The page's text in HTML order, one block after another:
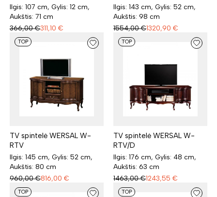
Ilgis: 107 cm, Gylis: 12 cm,
Aukštis: 71 cm
366,00 €311,10 €
Ilgis: 143 cm, Gylis: 52 cm,
Aukštis: 98 cm
1554,00 €1320,90 €
TOP
TV spintelė WERSAL W-
RTV
Ilgis: 145 cm, Gylis: 52 cm,
Aukštis: 80 cm
960,00 €816,00 €
TOP
TV spintelė WERSAL W-
RTV/D
Ilgis: 176 cm, Gylis: 48 cm,
Aukštis: 63 cm
1463,00 €1243,55 €
TOP TOP